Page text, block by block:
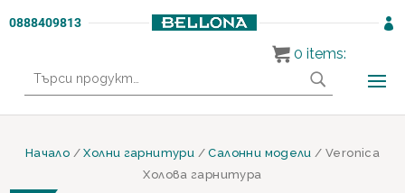
0888409813 
за:
Начало /Холни гарнитури /Салонни модели / Veronica
Холова гарнитура
0 items: